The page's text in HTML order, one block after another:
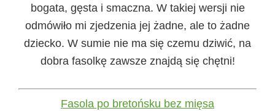
bogata, gęsta i smaczna. W takiej wersji nie
odmówiło mi zjedzenia jej żadne, ale to żadne
dziecko. W sumie nie ma się czemu dziwić, na
dobra fasolkę zawsze znajdą się chętni!
Fasola po bretońsku bez mięsa